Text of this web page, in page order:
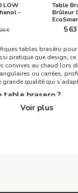
LOW
-
€
Table
Brûleur
5
tables braséro
pratique que design, ce
convives au chaud lors
ou carrées,
qualité qui
table brasero ?
bien plus qu’un simple
Voir plus